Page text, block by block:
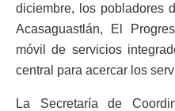
diciembre, los pobladores
Acasaguastlán, El
móvil de servicios
central para acercar los
La Secretaría de